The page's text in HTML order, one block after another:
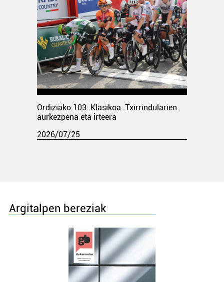
Ordiziako 103. Klasikoa. Txirrindularien
aurkezpena eta irteera
2026/07/25
Argitalpen bereziak